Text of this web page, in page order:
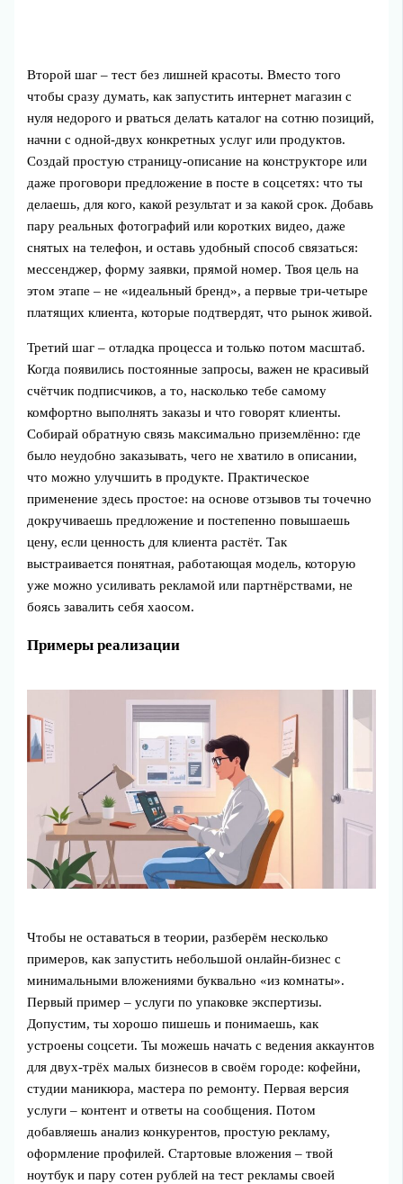
Второй шаг – тест без лишней красоты. Вместо того
чтобы сразу думать, как запустить интернет магазин с
нуля недорого и рваться делать каталог на сотню позиций,
начни с одной-двух конкретных услуг или продуктов.
Создай простую страницу-описание на конструкторе или
даже проговори предложение в посте в соцсетях: что ты
делаешь, для кого, какой результат и за какой срок. Добавь
пару реальных фотографий или коротких видео, даже
снятых на телефон, и оставь удобный способ связаться:
мессенджер, форму заявки, прямой номер. Твоя цель на
этом этапе – не «идеальный бренд», а первые три-четыре
платящих клиента, которые подтвердят, что рынок живой.
Третий шаг – отладка процесса и только потом масштаб.
Когда появились постоянные запросы, важен не красивый
счётчик подписчиков, а то, насколько тебе самому
комфортно выполнять заказы и что говорят клиенты.
Собирай обратную связь максимально приземлённо: где
было неудобно заказывать, чего не хватило в описании,
что можно улучшить в продукте. Практическое
применение здесь простое: на основе отзывов ты точечно
докручиваешь предложение и постепенно повышаешь
цену, если ценность для клиента растёт. Так
выстраивается понятная, работающая модель, которую
уже можно усиливать рекламой или партнёрствами, не
боясь завалить себя хаосом.
Примеры реализации
Чтобы не оставаться в теории, разберём несколько
примеров, как запустить небольшой онлайн-бизнес с
минимальными вложениями буквально «из комнаты».
Первый пример – услуги по упаковке экспертизы.
Допустим, ты хорошо пишешь и понимаешь, как
устроены соцсети. Ты можешь начать с ведения аккаунтов
для двух-трёх малых бизнесов в своём городе: кофейни,
студии маникюра, мастера по ремонту. Первая версия
услуги – контент и ответы на сообщения. Потом
добавляешь анализ конкурентов, простую рекламу,
оформление профилей. Стартовые вложения – твой
ноутбук и пару сотен рублей на тест рекламы своей